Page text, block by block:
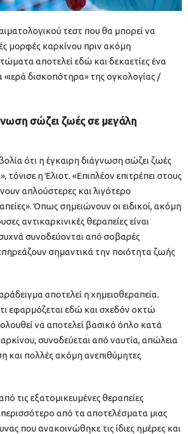
τεστ που θα μπορεί να
μορφές καρκίνου πριν ακόμη
αποτελεί εδώ και δεκαετίες ένα
δισκοπότηρα» της ογκολογίας /
σώζει ζωές σε μεγάλη
ότι η έγκαιρη διάγνωση σώζει ζωές
τόνισε η Έλιοτ. «Επιπλέον επιτρέπει στους
απλούστερες και λιγότερο
Όπως σημειώνουν οι ειδικοί, ακόμη
αντικαρκινικές θεραπείες είναι
συνοδεύονται από σοβαρές
σημαντικά την ποιότητα ζωής
αποτελεί η χημειοθεραπεία.
εφαρμόζεται εδώ και σχεδόν οκτώ
να αποτελεί βασικό όπλο κατά
συνοδεύεται από ναυτία, απώλεια
και πολλές ακόμη ανεπιθύμητες
τις εξατομικευμένες θεραπείες
από τα αποτελέσματα μιας
που ανακοινώθηκε τις ίδιες ημέρες και